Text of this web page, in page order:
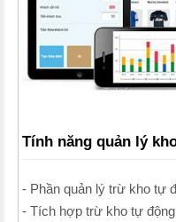
Tính năng quản lý
- Phần quản lý trừ kho tự
- Tích hợp trừ kho tự